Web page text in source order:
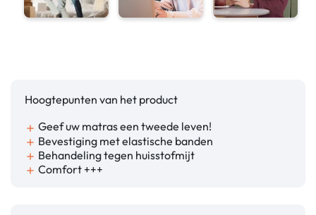
Hoogtepunten van het product
add Geef uw matras een tweede leven!
add Bevestiging met elastische banden
add Behandeling tegen huisstofmijt
add Comfort +++